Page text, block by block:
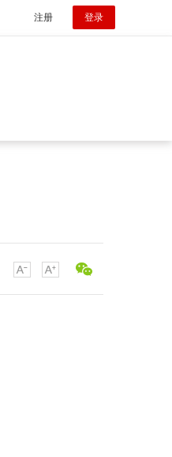
注册 登录